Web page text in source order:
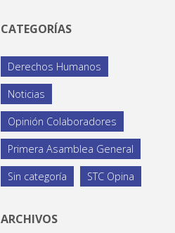
CATEGORÍAS
Derechos Humanos
Noticias
Opinión Colaboradores
Primera Asamblea General
Sin categoría STC Opina
ARCHIVOS